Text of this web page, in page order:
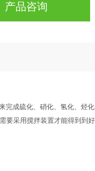
产品咨询
完成硫化、硝化、氢化、烃
要采用搅拌装置才能得到到